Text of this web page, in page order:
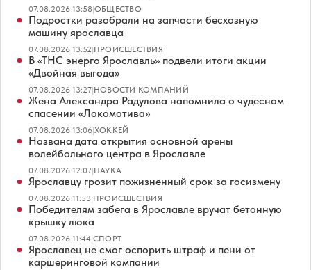
07.08.2026 13:58|ОБЩЕСТВО
Подростки разобрали на запчасти бесхозную
машину ярославца
07.08.2026 13:52|ПРОИСШЕСТВИЯ
В «ТНС энерго Ярославль» подвели итоги акции
«Двойная выгода»
07.08.2026 13:27|НОВОСТИ КОМПАНИЙ
Жена Александра Радулова напомнила о чудесном
спасении «Локомотива»
07.08.2026 13:06|ХОККЕЙ
Названа дата открытия основной арены
волейбольного центра в Ярославле
07.08.2026 12:07|НАУКА
Ярославцу грозит пожизненный срок за госизмену
07.08.2026 11:53|ПРОИСШЕСТВИЯ
Победителям забега в Ярославле вручат бетонную
крышку люка
07.08.2026 11:44|СПОРТ
Ярославец не смог оспорить штраф и пени от
каршеринговой компании